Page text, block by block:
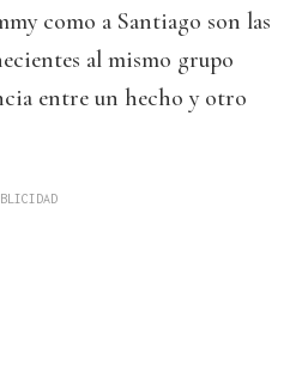
como a Santiago son las
al mismo grupo
entre un hecho y otro